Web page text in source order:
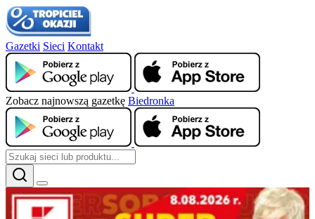
Gazetki Sieci Kontakt
Zobacz najnowszą gazetkę Biedronka